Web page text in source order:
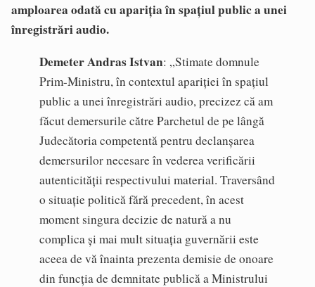
amploarea odată cu apariția în spațiul public a unei
înregistrări audio.
Demeter Andras Istvan: „Stimate domnule
Prim-Ministru, în contextul apariției în spațiul
public a unei înregistrări audio, precizez că am
făcut demersurile către Parchetul de pe lângă
Judecătoria competentă pentru declanșarea
demersurilor necesare în vederea verificării
autenticității respectivului material. Traversând
o situație politică fără precedent, în acest
moment singura decizie de natură a nu
complica și mai mult situația guvernării este
aceea de vă înainta prezenta demisie de onoare
din funcția de demnitate publică a Ministrului